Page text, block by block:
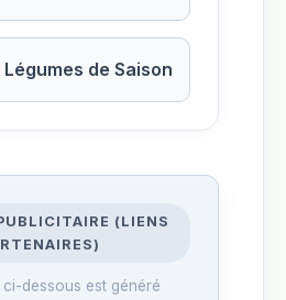
de Saison
(LIENS
ci-dessous est généré